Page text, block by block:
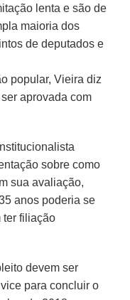
lenta e são de
maioria dos
de deputados e
popular, Vieira diz
aprovada com
sobre como
sua avaliação,
anos poderia se
ter filiação
devem ser
para concluir o